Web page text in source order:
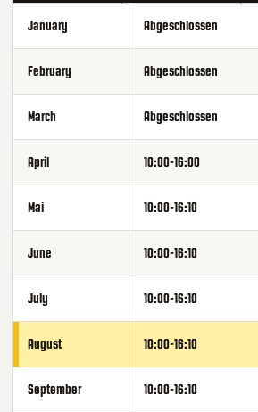
January Abgeschlossen
February Abgeschlossen
March Abgeschlossen
April 10:00-16:00
Mai 10:00-16:10
June 10:00-16:10
July 10:00-16:10
August 10:00-16:10
September 10:00-16:10